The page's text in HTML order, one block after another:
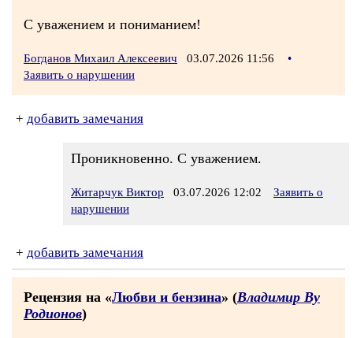
С уважением и пониманием!
Богданов Михаил Алексеевич 03.07.2026 11:56
•
Заявить о нарушении
+ добавить замечания
Проникновенно. С уважением.
Житарчук Виктор 03.07.2026 12:02
Заявить о
нарушении
+ добавить замечания
Рецензия на «Любви и бензина» (Владимир Ву
Родионов)